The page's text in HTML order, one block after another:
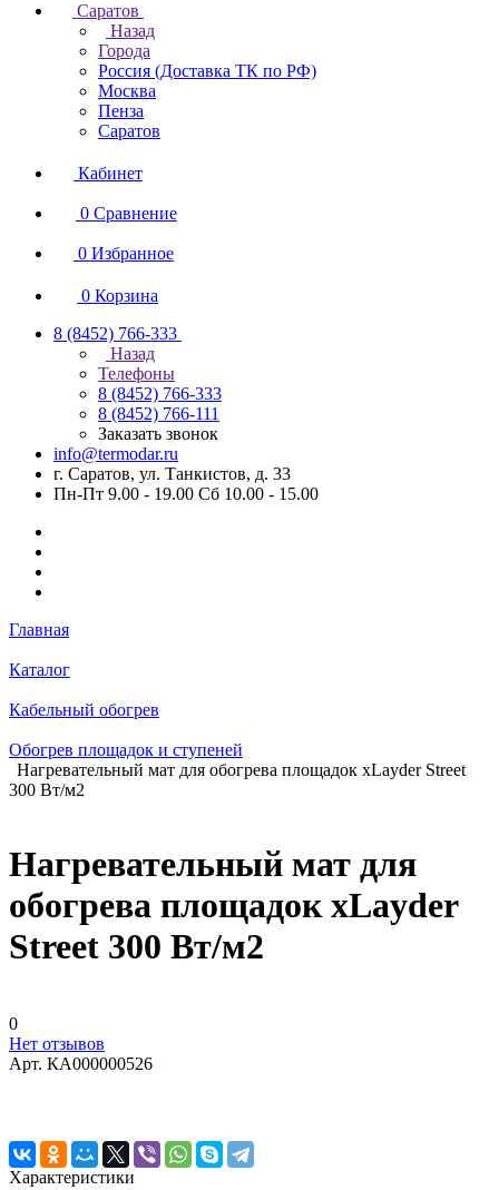
Саратов
Назад
Города
Россия (Доставка ТК по РФ)
Москва
Пенза
Саратов
Кабинет
0 Сравнение
0 Избранное
0 Корзина
8 (8452) 766-333
Назад
Телефоны
8 (8452) 766-333
8 (8452) 766-111
Заказать звонок
info@termodar.ru
г. Саратов, ул. Танкистов, д. 33
Пн-Пт 9.00 - 19.00 Сб 10.00 - 15.00
Главная
Каталог
Кабельный обогрев
Обогрев площадок и ступеней
Нагревательный мат для обогрева площадок xLayder Street
300 Вт/м2
Нагревательный мат для
обогрева площадок xLayder
Street 300 Вт/м2
0
Нет отзывов
Арт. КА000000526
Характеристики